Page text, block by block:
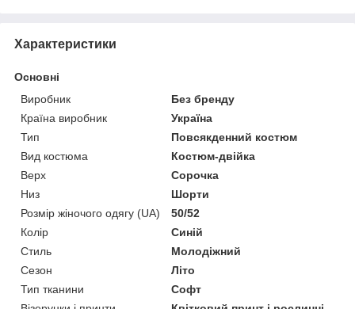
Характеристики
Основні
Виробник
Без бренду
Країна виробник
Україна
Тип
Повсякденний костюм
Вид костюма
Костюм-двійка
Верх
Сорочка
Низ
Шорти
Розмір жіночого одягу (UA)
50/52
Колір
Синій
Стиль
Молодіжний
Сезон
Літо
Тип тканини
Софт